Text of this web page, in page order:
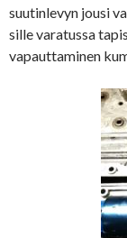
suutinlevyn jousi
sille varatussa
vapauttaminen